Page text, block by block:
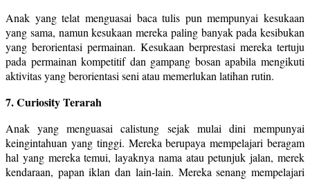
Anak yang telat menguasai baca tulis pun mempunyai kesukaan
yang sama, namun kesukaan mereka paling banyak pada kesibukan
yang berorientasi permainan. Kesukaan berprestasi mereka tertuju
pada permainan kompetitif dan gampang bosan apabila mengikuti
aktivitas yang berorientasi seni atau memerlukan latihan rutin.
7. Curiosity Terarah
Anak yang menguasai calistung sejak mulai dini mempunyai
keingintahuan yang tinggi. Mereka berupaya mempelajari beragam
hal yang mereka temui, layaknya nama atau petunjuk jalan, merek
kendaraan, papan iklan dan lain-lain. Mereka senang mempelajari